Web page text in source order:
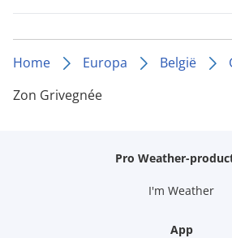
Home Europa België
Zon Grivegnée
Pro Weather-
I'm Weather
App